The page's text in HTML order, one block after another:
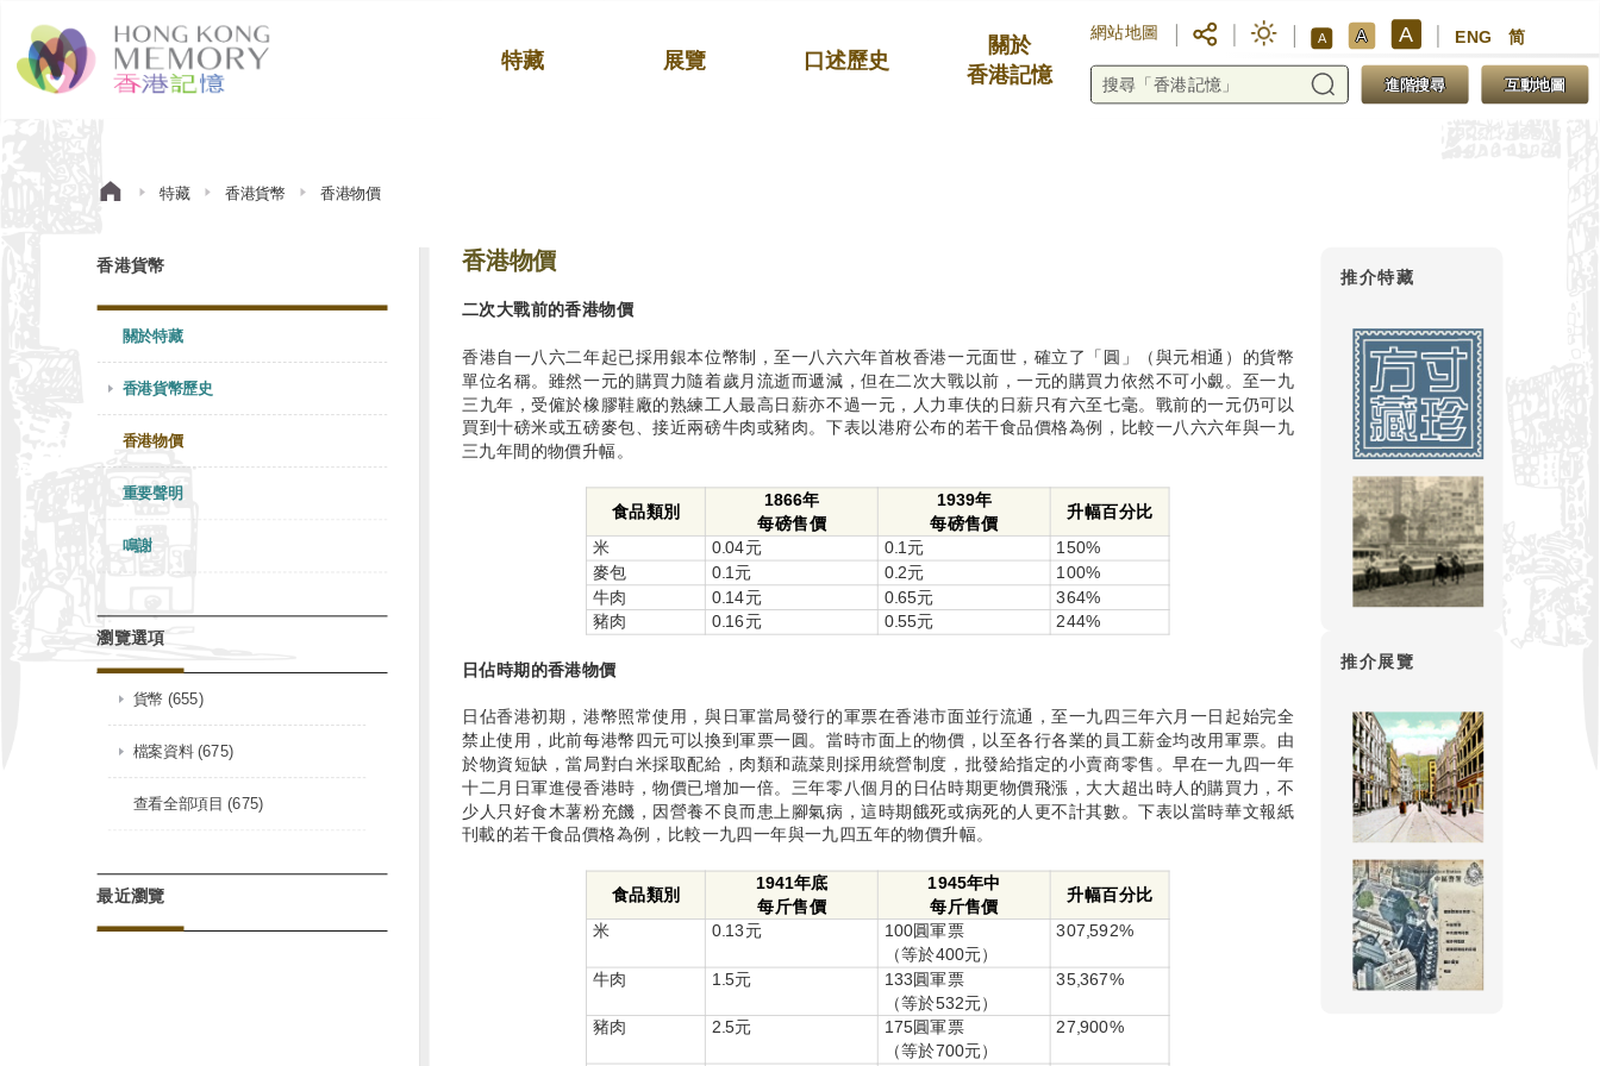
特藏 展覽 口述歷史
關於
香港記憶
網站地圖 A A A ENG 简
進階搜尋 互動地圖
特藏 香港貨幣 香港物價
香港貨幣
關於特藏
香港貨幣歷史
香港物價
重要聲明
鳴謝
瀏覽選項
貨幣 (655)
檔案資料 (675)
查看全部項目 (675)
最近瀏覽
香港物價
二次大戰前的香港物價
香港自一八六二年起已採用銀本位幣制，至一八六六年首枚香港一元面世，確立了「圓」（與元相通）的貨幣
單位名稱。雖然一元的購買力隨着歲月流逝而遞減，但在二次大戰以前，一元的購買力依然不可小覷。至一九
三九年，受僱於橡膠鞋廠的熟練工人最高日薪亦不過一元，人力車伕的日薪只有六至七毫。戰前的一元仍可以
買到十磅米或五磅麥包、接近兩磅牛肉或豬肉。下表以港府公布的若干食品價格為例，比較一八六六年與一九
三九年間的物價升幅。
食品類別
1866年
每磅售價
1939年
每磅售價
升幅百分比
米 0.04元 0.1元 150%
麥包 0.1元 0.2元 100%
牛肉 0.14元 0.65元
364%
豬肉
0.16元 0.55元 244%
日佔時期的香港物價
日佔香港初期，港幣照常使用，與日軍當局發行的軍票在香港市面並行流通，至一九四三年六月一日起始完全
禁止使用，此前每港幣四元可以換到軍票一圓。當時市面上的物價，以至各行各業的員工薪金均改用軍票。由
於物資短缺，當局對白米採取配給，肉類和蔬菜則採用統營制度，批發給指定的小賣商零售。早在一九四一年
十二月日軍進侵香港時，物價已增加一倍。三年零八個月的日佔時期更物價飛漲，大大超出時人的購買力，不
少人只好食木薯粉充饑，因營養不良而患上腳氣病，這時期餓死或病死的人更不計其數。下表以當時華文報紙
刊載的若干食品價格為例，比較一九四一年與一九四五年的物價升幅。
食品類別
1941年底
每斤售價
1945年中
每斤售價
升幅百分比
米
0.13元 100圓軍票
（等於400元）
307,592%
牛肉 1.5元 133圓軍票
（等於532元）
35,367%
豬肉 2.5元 175圓軍票
（等於700元）
27,900%
推介特藏
推介展覽